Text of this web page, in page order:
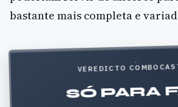
bastante mais completa e
VEREDICTO
SÓ PARA